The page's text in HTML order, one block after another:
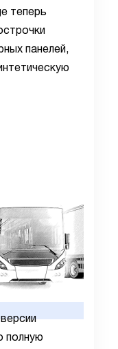
теперь
панелей,
полную